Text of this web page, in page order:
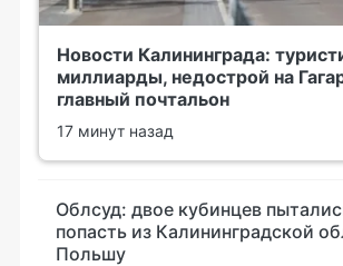
Новости Калининграда:
миллиарды, недострой на
главный почтальон
17 минут назад
Облсуд: двое кубинцев
попасть из Калининградской
Польшу